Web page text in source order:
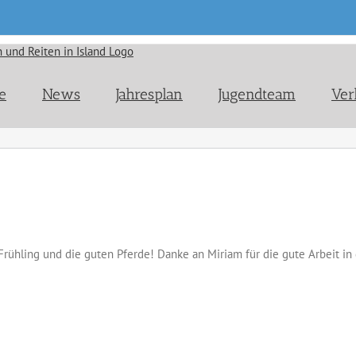
News Jahresplan Jugendteam
und die guten Pferde! Danke an Miriam für die gute Arbeit in